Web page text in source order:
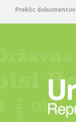
Preklic dokumentov